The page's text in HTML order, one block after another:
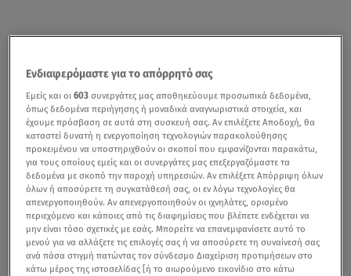
Ενδιαφερόμαστε για το απόρρητό σας
Εμείς και οι603 συνεργάτες μας αποθηκεύουμε προσωπικά δεδομένα,
όπως δεδομένα περιήγησης ή μοναδικά αναγνωριστικά στοιχεία, και
έχουμε πρόσβαση σε αυτά στη συσκευή σας. Αν επιλέξετε Αποδοχή, θα
καταστεί δυνατή η ενεργοποίηση τεχνολογιών παρακολούθησης
προκειμένου να υποστηριχθούν οι σκοποί που εμφανίζονται παρακάτω,
για τους οποίους εμείς και οι συνεργάτες μας επεξεργαζόμαστε τα
δεδομένα με σκοπό την παροχή υπηρεσιών. Αν επιλέξετε Απόρριψη όλων
όλων ή αποσύρετε τη συγκατάθεσή σας, οι εν λόγω τεχνολογίες θα
απενεργοποιηθούν. Αν απενεργοποιηθούν οι ιχνηλάτες, ορισμένο
περιεχόμενο και κάποιες από τις διαφημίσεις που βλέπετε ενδέχεται να
μην είναι τόσο σχετικές με εσάς. Μπορείτε να επανεμφανίσετε αυτό το
μενού για να αλλάξετε τις επιλογές σας ή να αποσύρετε τη συναίνεσή σας
ανά πάσα στιγμή πατώντας τον σύνδεσμο Διαχείριση προτιμήσεων στο
κάτω μέρος της ιστοσελίδας [ή το αιωρούμενο εικονίδιο στο κάτω